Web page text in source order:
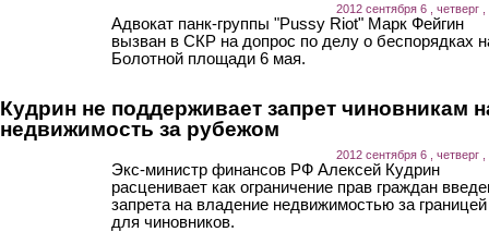
2012 сентября 6 , четверг ,
Адвокат панк-группы "Pussy Riot" Марк Фейгин
вызван в СКР на допрос по делу о беспорядках
Болотной площади 6 мая.
Кудрин не поддерживает запрет чиновникам
недвижимость за рубежом
2012 сентября 6 , четверг ,
Экс-министр финансов РФ Алексей Кудрин
расценивает как ограничение прав граждан
запрета на владение недвижимостью за границей
для чиновников.